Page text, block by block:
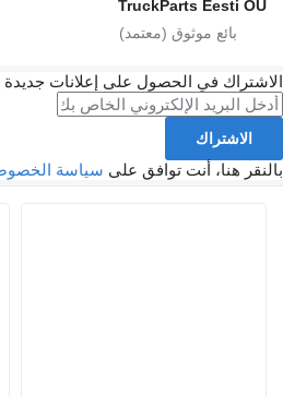
TruckParts Eesti OÜ
الاشتراك في الحصول على إعلانات
الاشتراك
بالنقر هنا، أنت توافق على سياسة